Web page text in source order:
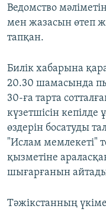
Ведомство
мен жазасын өтеп
тапқан.
Билік хабарына
20.30 шамасында
30-ға тарта
күзетшісін кепілде
өздерін босатуды
"Ислам мемлекеті"
қызметіне
шығарғанын
Тәжікстанның